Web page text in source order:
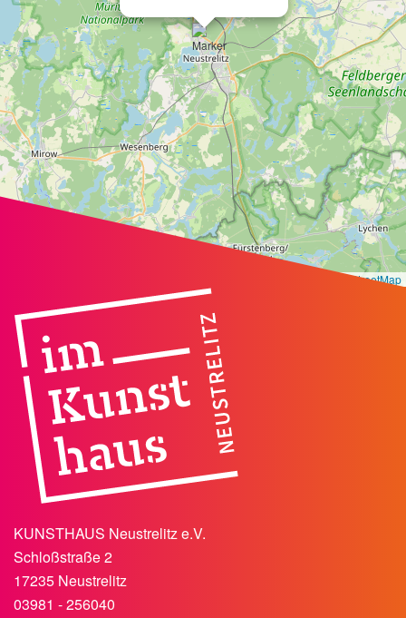
OpenStreetMap
KUNSTHAUS Neustrelitz e.V.
Schloßstraße 2
17235 Neustrelitz
03981 - 256040